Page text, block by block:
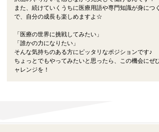
また、続けていくうちに医療用語や専門知識が身につ
で、自分の成長も楽しめますよ☆
「医療の世界に挑戦してみたい」
「誰かの力になりたい」
そんな気持ちのある方にピッタリなポジションです♪
ちょっとでもやってみたいと思ったら、この機会にぜ
ャレンジを！